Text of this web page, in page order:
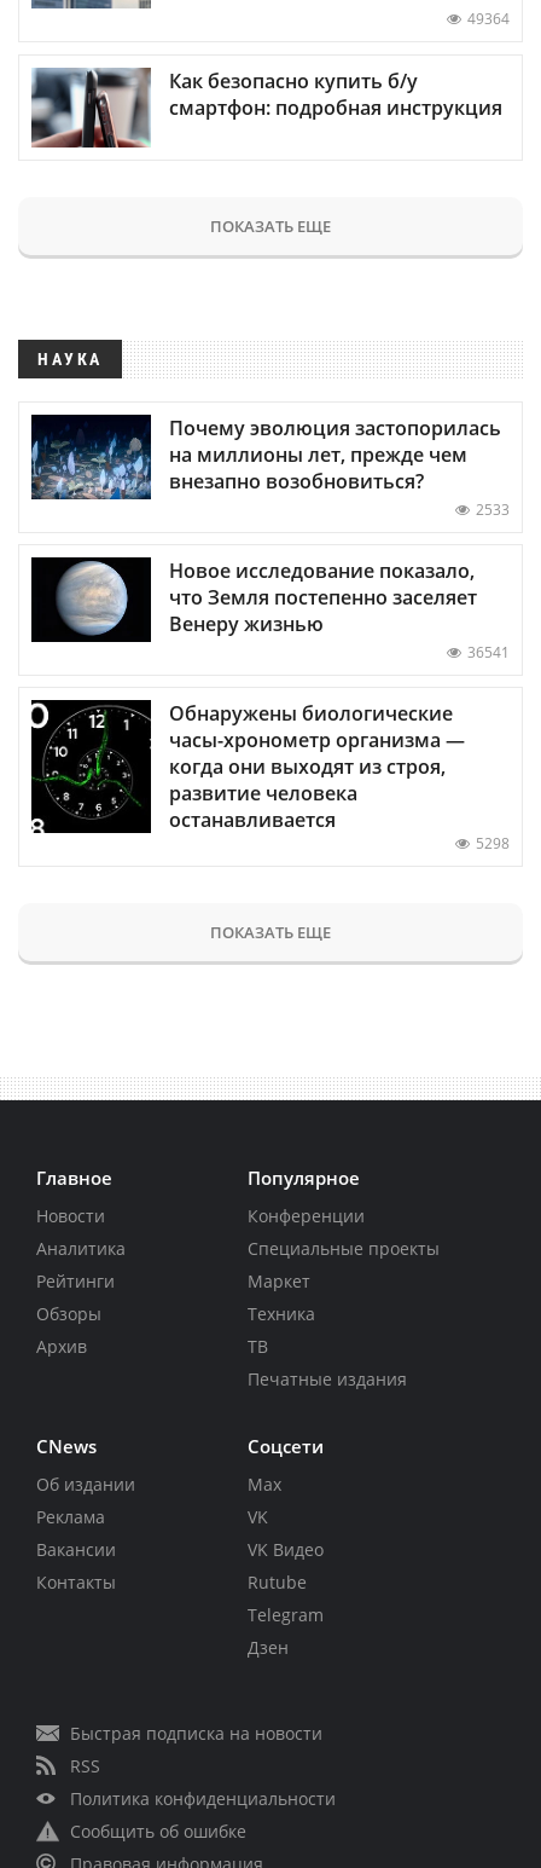
49364
Как безопасно купить б/у
смартфон: подробная инструкция
ПОКАЗАТЬ ЕЩЕ
НАУКА
Почему эволюция застопорилась
на миллионы лет, прежде чем
внезапно возобновиться?
2533
Новое исследование показало,
что Земля постепенно заселяет
Венеру жизнью
36541
Обнаружены биологические
часы-хронометр организма —
когда они выходят из строя,
развитие человека
останавливается
5298
ПОКАЗАТЬ ЕЩЕ
Главное
Новости
Аналитика
Рейтинги
Обзоры
Архив
Популярное
Конференции
Специальные проекты
Маркет
Техника
ТВ
Печатные издания
CNews
Об издании
Реклама
Вакансии
Контакты
Соцсети
Max
VK
VK Видео
Rutube
Telegram
Дзен
Быстрая подписка на новости
RSS
Политика конфиденциальности
Сообщить об ошибке